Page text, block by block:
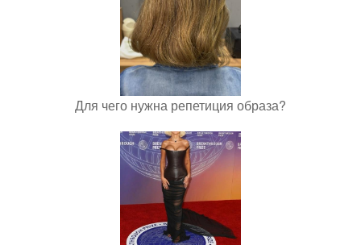
Для чего нужна репетиция образа?